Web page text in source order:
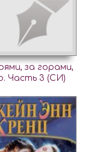
за горами,
Часть 3 (СИ)